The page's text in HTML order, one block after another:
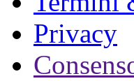
Privacy